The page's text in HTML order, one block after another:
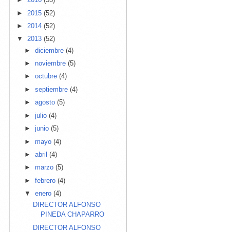
► 2015 (52)
► 2014 (52)
▼ 2013 (52)
►diciembre (4)
►noviembre (5)
►octubre (4)
►septiembre (4)
►agosto (5)
►julio (4)
►junio (5)
►mayo (4)
►abril (4)
►marzo (5)
►febrero (4)
▼enero (4)
DIRECTOR ALFONSO
PINEDA CHAPARRO
DIRECTOR ALFONSO